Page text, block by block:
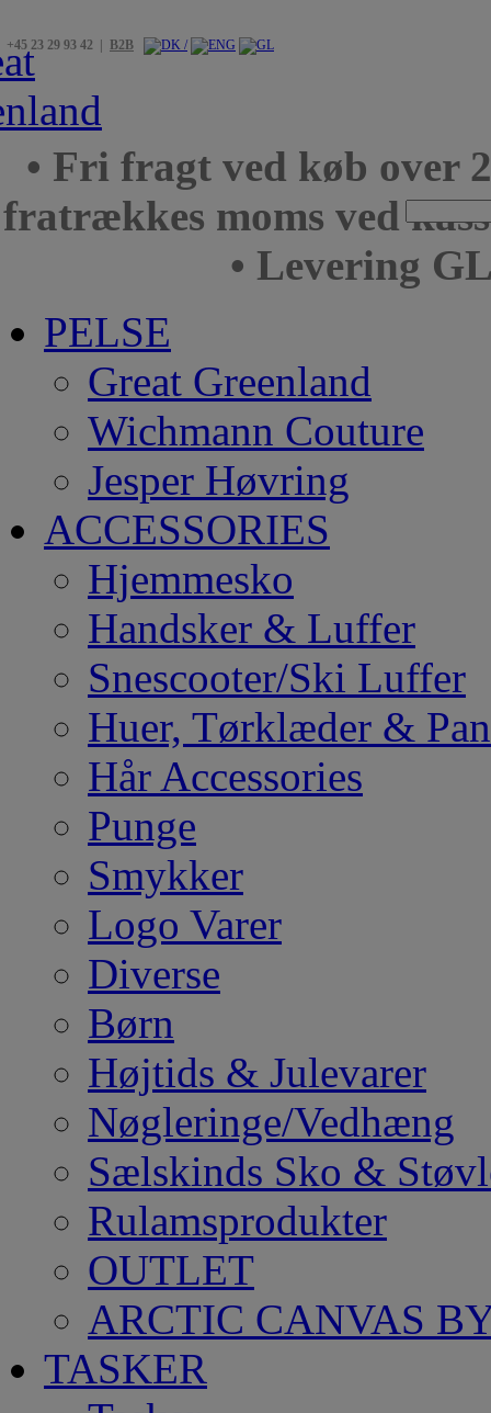
+45 23 29 93 42 | B2B
• Fri fragt ved køb over
fratrækkes moms ved
• Levering
PELSE
Great Greenland
Wichmann Couture
Jesper Høvring
ACCESSORIES
Hjemmesko
Handsker & Luffer
Snescooter/Ski Luffer
Huer, Tørklæder &
Hår Accessories
Punge
Smykker
Logo Varer
Diverse
Børn
Højtids & Julevarer
Nøgleringe/Vedhæng
Sælskinds Sko &
Rulamsprodukter
OUTLET
ARCTIC CANVAS
TASKER